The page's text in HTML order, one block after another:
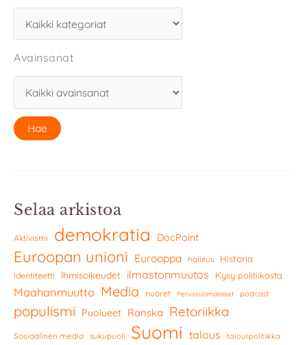
Avainsanat
Selaa arkistoa
Aktivismi demokratia DocPoint
Euroopan unioni Eurooppa hallitus Historia
Identiteetti Ihmisoikeudet ilmastonmuutos Kysy politiikasta
Maahanmuutto Media nuoret Perussuomalaiset podcast
populismi Puolueet Ranska Retoriikka
Sosiaalinen media sukupuoli Suomi talous talouspolitiikka